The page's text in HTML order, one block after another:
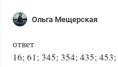
Ольга Мещерская
ответ
16; 61; 345; 354; 435;